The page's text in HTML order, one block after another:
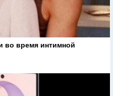
во время интимной